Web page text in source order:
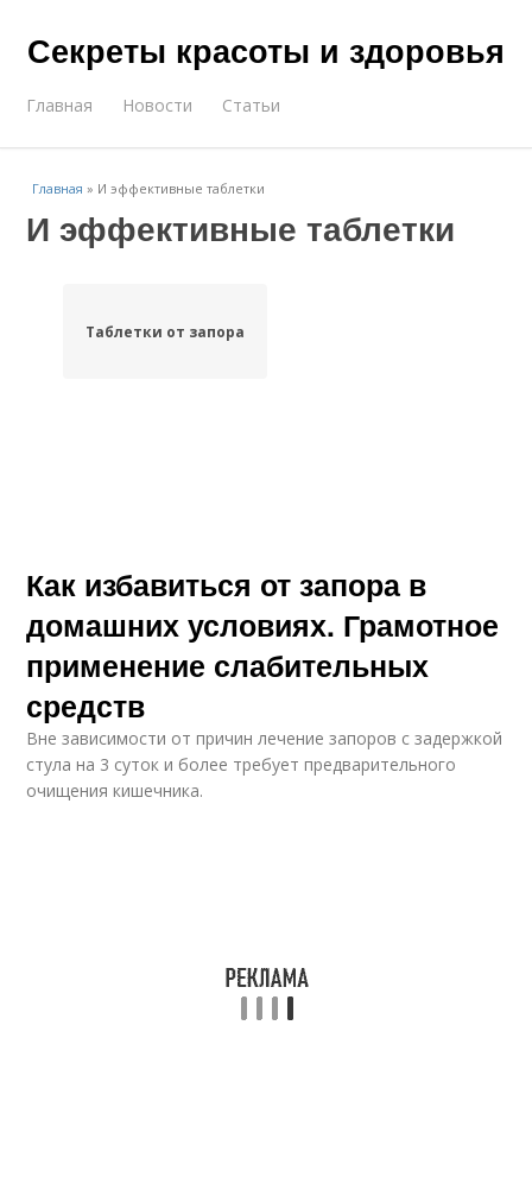
Секреты красоты и здоровья
Главная Новости Статьи
Главная » И эффективные таблетки
И эффективные таблетки
Таблетки от запора
Как избавиться от запора в
домашних условиях. Грамотное
применение слабительных
средств
Вне зависимости от причин лечение запоров с задержкой
стула на 3 суток и более требует предварительного
очищения кишечника.